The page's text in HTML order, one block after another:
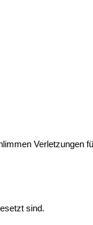
Verletzungen
sind.